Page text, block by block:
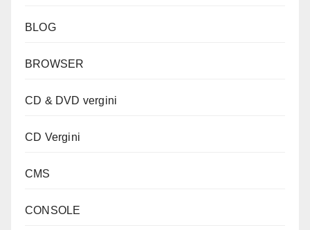
BLOG
BROWSER
CD & DVD vergini
CD Vergini
CMS
CONSOLE